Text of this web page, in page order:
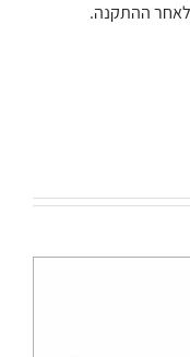
לאחר ההתקנה.